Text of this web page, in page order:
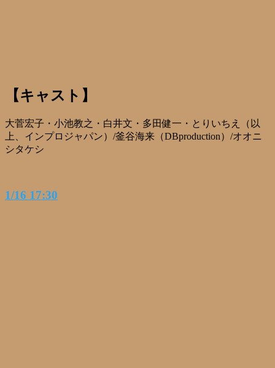
【キャスト】
大菅宏子・小池教之・白井文・多田健一・とりいちえ（以
上、インプロジャパン）/釜谷海来（DBproduction）/オオニ
シタケシ
1/16 17:30